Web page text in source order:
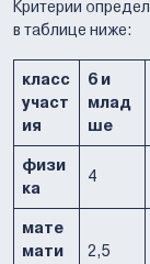
Критерии
в таблице ниже:
класс
участ
ия
6 и
млад
ше
физи
ка
4
мате
мати
2,5